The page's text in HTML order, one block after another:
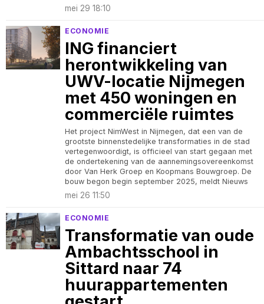
mei 29 18:10
ECONOMIE
ING financiert
herontwikkeling van
UWV-locatie Nijmegen
met 450 woningen en
commerciële ruimtes
Het project NimWest in Nijmegen, dat een van de
grootste binnenstedelijke transformaties in de stad
vertegenwoordigt, is officieel van start gegaan met
de ondertekening van de aannemingsovereenkomst
door Van Herk Groep en Koopmans Bouwgroep. De
bouw begon begin september 2025, meldt Nieuws
mei 26 11:50
ECONOMIE
Transformatie van oude
Ambachtsschool in
Sittard naar 74
huurappartementen